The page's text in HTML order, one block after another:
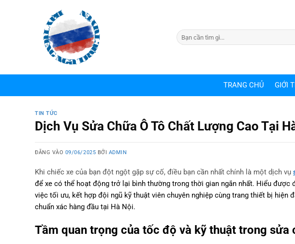
TRANG CHỦ GIỚI
TIN TỨC
Dịch Vụ Sửa Chữa Ô Tô Chất Lượng Cao Tại
ĐĂNG VÀO 09/06/2025 BỞI ADMIN
Khi chiếc xe của bạn đột ngột gặp sự cố, điều bạn cần nhất chính là một dịch vụ
để xe có thể hoạt động trở lại bình thường trong thời gian ngắn nhất. Hiểu được
việc tối ưu, kết hợp đội ngũ kỹ thuật viên chuyên nghiệp cùng trang thiết bị hiện
chuẩn xác hàng đầu tại Hà Nội.
Tầm quan trọng của tốc độ và kỹ thuật trong sửa